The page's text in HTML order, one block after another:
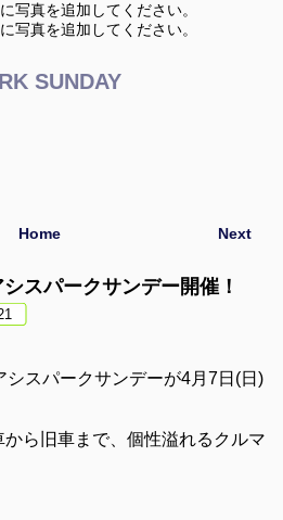
SUNDAY
Next
Home
スパークサンデー開催！
スパークサンデーが4月7日(日)
ら旧車まで、個性溢れるクルマ